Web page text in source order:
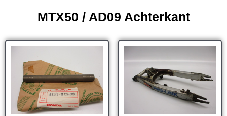
MTX50 / AD09 Achterkant